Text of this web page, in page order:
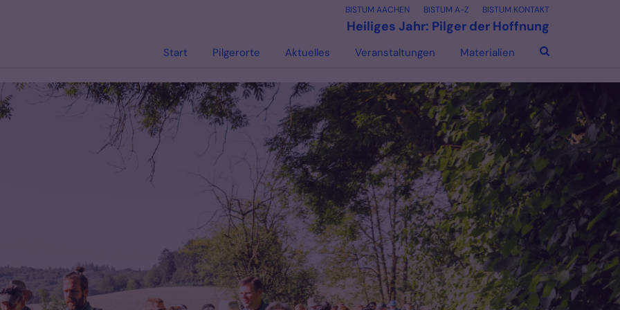
BISTUM AACHEN BISTUM A-Z BISTUM KONTAKT
Heiliges Jahr: Pilger der Hoffnung
Start Pilgerorte Aktuelles Veranstaltungen Materialien